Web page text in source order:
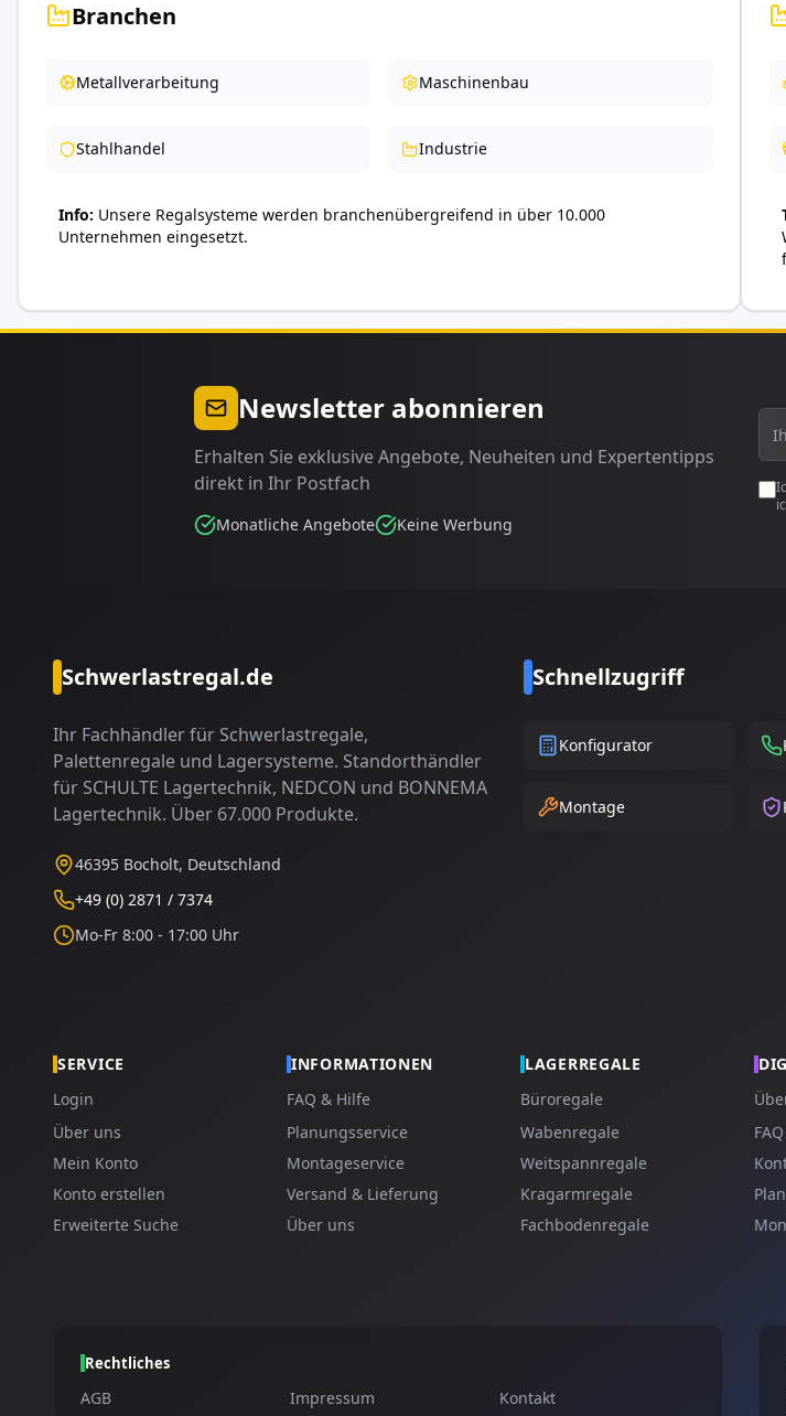
Branchen
Metallverarbeitung Maschinenbau
Stahlhandel Industrie
Info Unsere Regalsysteme werden branchenübergreifend in über 10.000
Unternehmen eingesetzt.
Newsletter abonnieren
Erhalten Sie exklusive Angebote, Neuheiten und Expertentipps
direkt in Ihr Postfach
Monatliche Angebote Keine Werbung
Schwerlastregal.de
Ihr Fachhändler für Schwerlastregale,
Palettenregale und Lagersysteme. Standorthändler
für SCHULTE Lagertechnik, NEDCON und BONNEMA
Lagertechnik. Über 67.000 Produkte.
46395 Bocholt, Deutschland
+49 (0) 2871 / 7374
Mo-Fr 8:00 - 17:00 Uhr
Schnellzugriff
Konfigurator
Montage
SERVICE
Login
Über uns
Mein Konto
Konto erstellen
Erweiterte Suche
INFORMATIONEN
FAQ & Hilfe
Planungsservice
Montageservice
Versand & Lieferung
Über uns
LAGERREGALE
Büroregale
Wabenregale
Weitspannregale
Kragarmregale
Fachbodenregale
Rechtliches
AGB Impressum Kontakt